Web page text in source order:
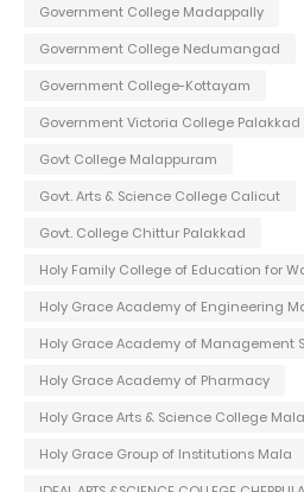
Government College Madappally
Government College Nedumangad
Government College-Kottayam
Government Victoria College Palakkad
Govt College Malappuram
Govt. Arts & Science College Calicut
Govt. College Chittur Palakkad
Holy Family College of Education for
Holy Grace Academy of Engineering
Holy Grace Academy of Management
Holy Grace Academy of Pharmacy
Holy Grace Arts & Science College Mala
Holy Grace Group of Institutions Mala